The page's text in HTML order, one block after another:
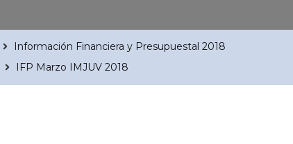
Información Financiera y Presupuestal 2018
IFP Marzo IMJUV 2018